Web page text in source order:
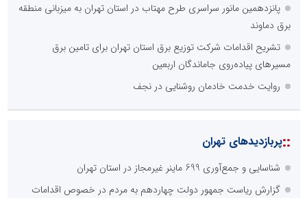
پانزدهمین مانور سراسری طرح مهتاب در استان تهران به میزبانی منطقه
برق دماوند
تشریح اقدامات شرکت توزیع برق استان تهران برای تامین برق
مسیرهای پیاده‌روی جاماندگان اربعین
روایت خدمت خادمان روشنایی در نجف
::پربازدیدهای تهران
شناسایی و جمع‌آوری 699 ماینر غیرمجاز در استان تهران
گزارش ریاست جمهور دولت چهاردهم به مردم در خصوص اقدامات